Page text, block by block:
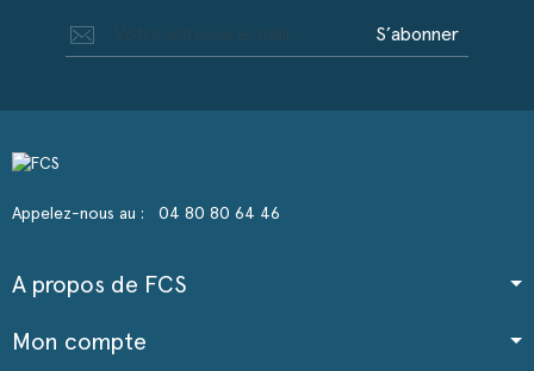
S’abonner
Appelez-nous au : 04 80 80 64 46
A propos de FCS
Mon compte